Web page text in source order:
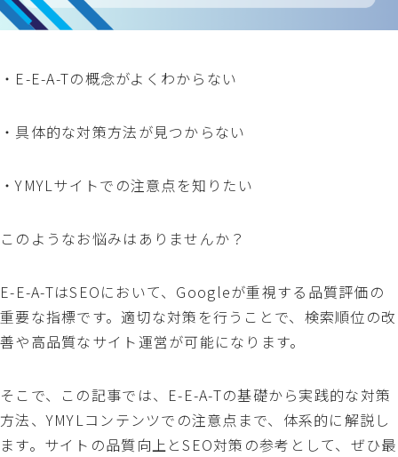
・E-E-A-Tの概念がよくわからない
・具体的な対策方法が見つからない
・YMYLサイトでの注意点を知りたい
このようなお悩みはありませんか？
E-E-A-TはSEOにおいて、Googleが重視する品質評価の
重要な指標です。適切な対策を行うことで、検索順位の改
善や高品質なサイト運営が可能になります。
そこで、この記事では、E-E-A-Tの基礎から実践的な対策
方法、YMYLコンテンツでの注意点まで、体系的に解説し
ます。サイトの品質向上とSEO対策の参考として、ぜひ最